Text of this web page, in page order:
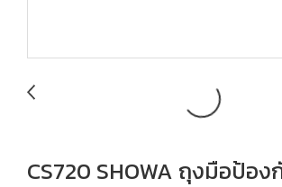
CS720 SHOWA ถุงมือป้อง